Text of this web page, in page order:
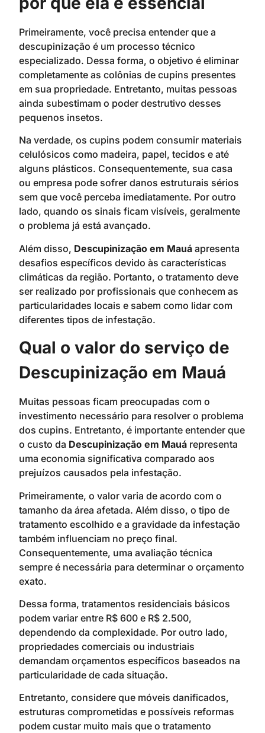
Primeiramente, você precisa entender que a
descupinização é um processo técnico
especializado. Dessa forma, o objetivo é eliminar
completamente as colônias de cupins presentes
em sua propriedade. Entretanto, muitas pessoas
ainda subestimam o poder destrutivo desses
pequenos insetos.
Na verdade, os cupins podem consumir materiais
celulósicos como madeira, papel, tecidos e até
alguns plásticos. Consequentemente, sua casa
ou empresa pode sofrer danos estruturais sérios
sem que você perceba imediatamente. Por outro
lado, quando os sinais ficam visíveis, geralmente
o problema já está avançado.
Além disso, Descupinização em Mauá apresenta
desafios específicos devido às características
climáticas da região. Portanto, o tratamento deve
ser realizado por profissionais que conhecem as
particularidades locais e sabem como lidar com
diferentes tipos de infestação.
Qual o valor do serviço de
Descupinização em Mauá
Muitas pessoas ficam preocupadas com o
investimento necessário para resolver o problema
dos cupins. Entretanto, é importante entender que
o custo da Descupinização em Mauá representa
uma economia significativa comparado aos
prejuízos causados pela infestação.
Primeiramente, o valor varia de acordo com o
tamanho da área afetada. Além disso, o tipo de
tratamento escolhido e a gravidade da infestação
também influenciam no preço final.
Consequentemente, uma avaliação técnica
sempre é necessária para determinar o orçamento
exato.
Dessa forma, tratamentos residenciais básicos
podem variar entre R$ 600 e R$ 2.500,
dependendo da complexidade. Por outro lado,
propriedades comerciais ou industriais
demandam orçamentos específicos baseados na
particularidade de cada situação.
Entretanto, considere que móveis danificados,
estruturas comprometidas e possíveis reformas
podem custar muito mais que o tratamento